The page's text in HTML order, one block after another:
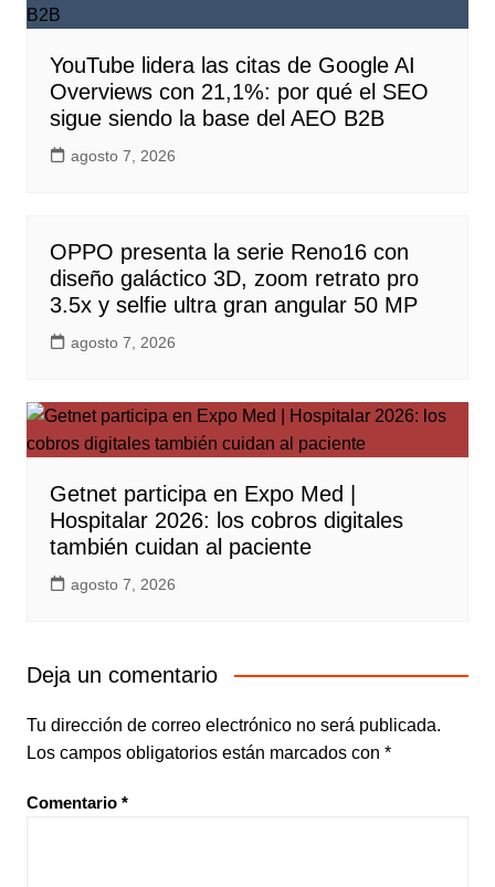
YouTube lidera las citas de Google AI
Overviews con 21,1%: por qué el SEO
sigue siendo la base del AEO B2B
agosto 7, 2026
OPPO presenta la serie Reno16 con
diseño galáctico 3D, zoom retrato pro
3.5x y selfie ultra gran angular 50 MP
agosto 7, 2026
Getnet participa en Expo Med |
Hospitalar 2026: los cobros digitales
también cuidan al paciente
agosto 7, 2026
Deja un comentario
Tu dirección de correo electrónico no será publicada.
Los campos obligatorios están marcados con *
Comentario *